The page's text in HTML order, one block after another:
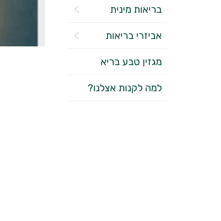
בריאות מינית
אביזרי בריאות
מגזין טבע בריא
למה לקנות אצלנו?